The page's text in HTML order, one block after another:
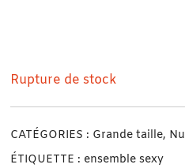
Rupture de stock
CATÉGORIES : Grande taille,
ÉTIQUETTE : ensemble sexy